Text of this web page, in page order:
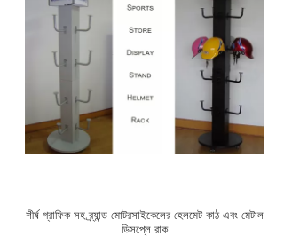
শীর্ষ গ্রাফিক সহ ব্র্যান্ড মোটরসাইকেলের হেলমেট কাঠ এবং মেটাল
ডিসপ্লে রাক